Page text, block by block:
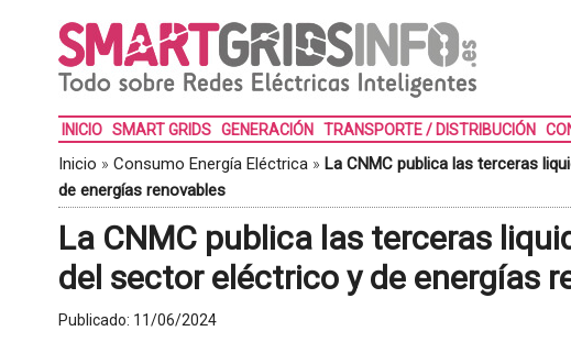
INICIO SMART GRIDS GENERACIÓN TRANSPORTE / DISTRIBUCIÓN
Inicio » Consumo Energía Eléctrica» La CNMC publica las terceras
de energías renovables
La CNMC publica las terceras
del sector eléctrico y de energías
Publicado: 11/06/2024